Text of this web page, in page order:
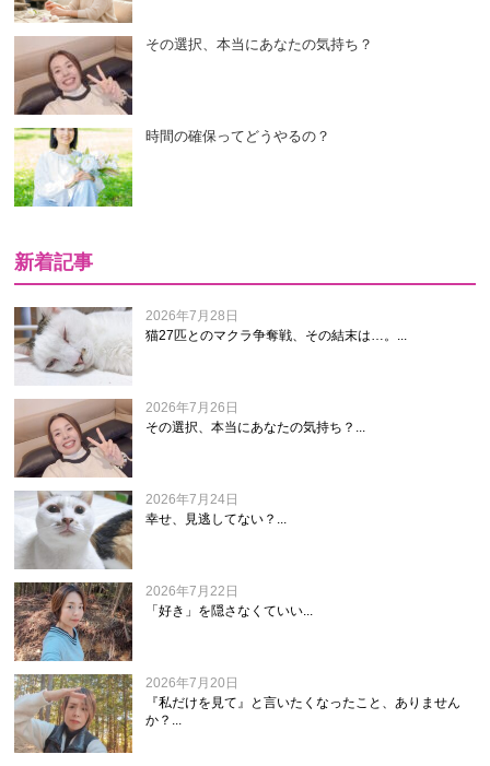
その選択、本当にあなたの気持ち？
時間の確保ってどうやるの？
新着記事
2026年7月28日
猫27匹とのマクラ争奪戦、その結末は…。...
2026年7月26日
その選択、本当にあなたの気持ち？...
2026年7月24日
幸せ、見逃してない？...
2026年7月22日
「好き」を隠さなくていい...
2026年7月20日
『私だけを見て』と言いたくなったこと、ありません
か？...